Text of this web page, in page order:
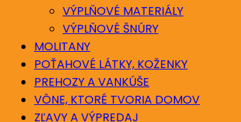
VÝPLŇOVÉ MATERIÁLY
VÝPLŇOVÉ ŠNÚRY
MOLITANY
POŤAHOVÉ LÁTKY, KOŽENKY
PREHOZY A VANKÚŠE
VÔNE, KTORÉ TVORIA DOMOV
ZĽAVY A VÝPREDAJ